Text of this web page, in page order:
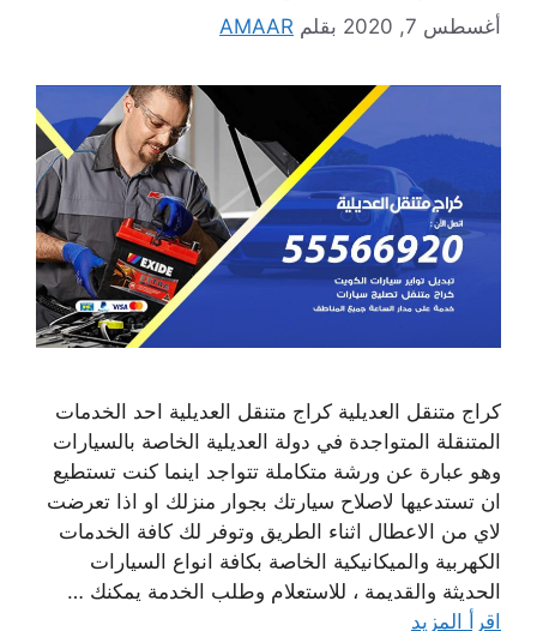
أغسطس 7, 2020 بقلم AMAAR
كراج متنقل العديلية كراج متنقل العديلية احد الخدمات
المتنقلة المتواجدة في دولة العديلية الخاصة بالسيارات
وهو عبارة عن ورشة متكاملة تتواجد اينما كنت تستطيع
ان تستدعيها لاصلاح سيارتك بجوار منزلك او اذا تعرضت
لاي من الاعطال اثناء الطريق وتوفر لك كافة الخدمات
الكهربية والميكانيكية الخاصة بكافة انواع السيارات
الحديثة والقديمة ، للاستعلام وطلب الخدمة يمكنك …
اقرأ المزيد